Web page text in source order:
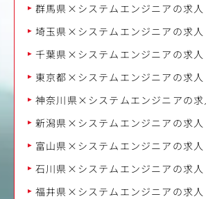
群馬県×システムエンジニアの求人
埼玉県×システムエンジニアの求人
千葉県×システムエンジニアの求人
東京都×システムエンジニアの求人
神奈川県×システムエンジニアの求
新潟県×システムエンジニアの求人
富山県×システムエンジニアの求人
石川県×システムエンジニアの求人
福井県×システムエンジニアの求人